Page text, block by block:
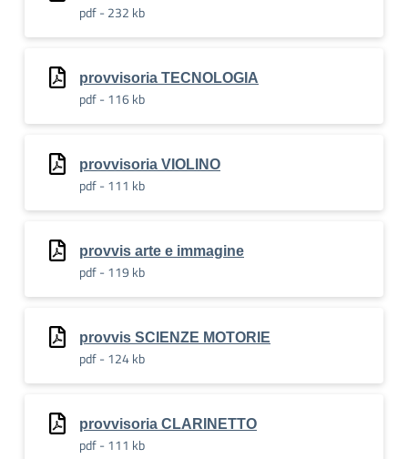
pdf - 232 kb
provvisoria TECNOLOGIA
pdf - 116 kb
provvisoria VIOLINO
pdf - 111 kb
provvis arte e immagine
pdf - 119 kb
provvis SCIENZE MOTORIE
pdf - 124 kb
provvisoria CLARINETTO
pdf - 111 kb